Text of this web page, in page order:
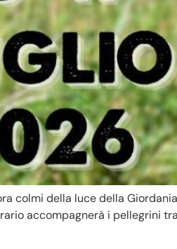
colmi della luce della
accompagnerà i pellegrini